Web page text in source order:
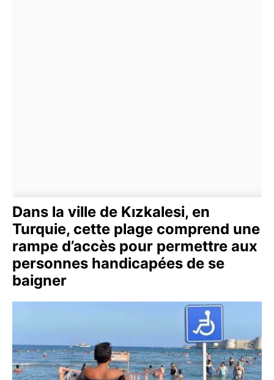
Dans la ville de Kızkalesi, en
Turquie, cette plage comprend une
rampe d’accès pour permettre aux
personnes handicapées de se
baigner